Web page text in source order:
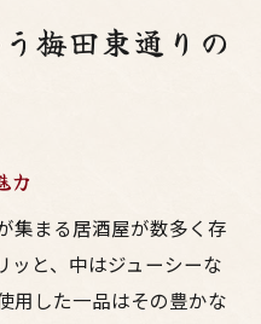
梅田東通りの
力
集まる居酒屋が数多く存
ッと、中はジューシーな
用した一品はその豊かな